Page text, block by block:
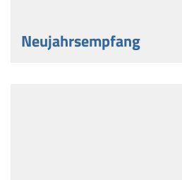
Neujahrsempfang